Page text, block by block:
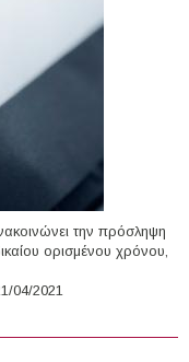
την πρόσληψη
ορισμένου χρόνου,
04/2021
Ορισμένου Χρόνου στην
& Νήσων